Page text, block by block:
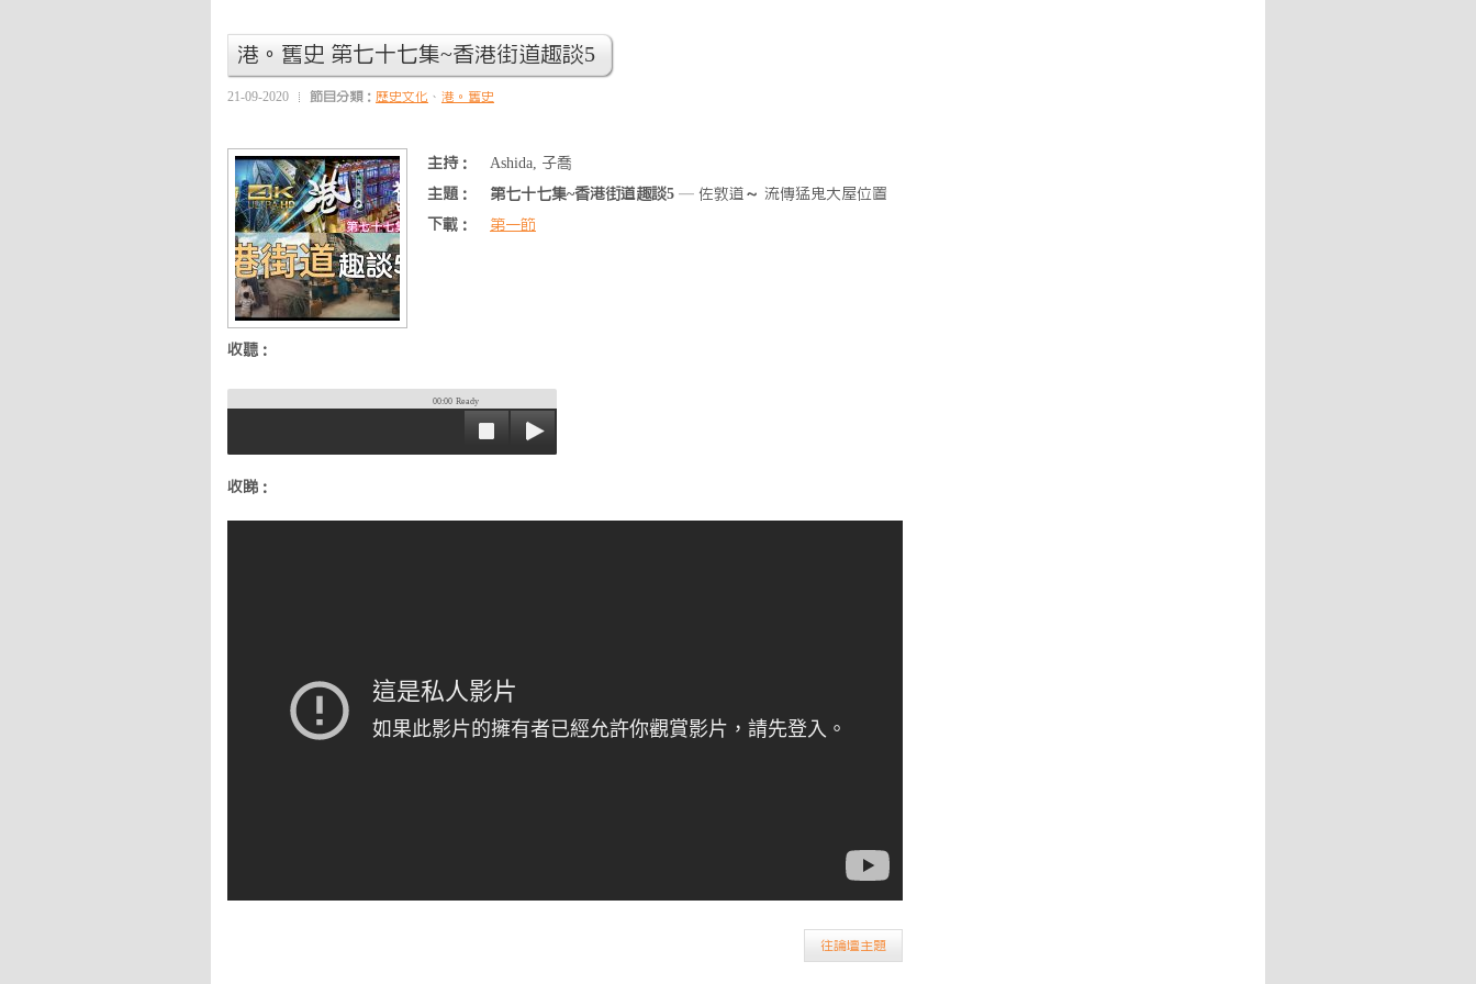
港。舊史 第七十七集~香港街道趣談5
21-09-2020 節目分類： 歷史文化 、 港。舊史
主持：
Ashida, 子喬
主題：
第七十七集~香港街道趣談5 — 佐敦道～ 流傳猛鬼大屋位置
下載：
第一節
收聽：
00:00 Ready
收睇：
往論壇主題